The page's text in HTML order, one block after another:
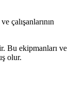
çalışanlarının
Bu ekipmanları ve
olur.